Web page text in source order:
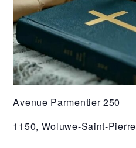
Avenue Parmentier 250
1150, Woluwe-Saint-Pierre